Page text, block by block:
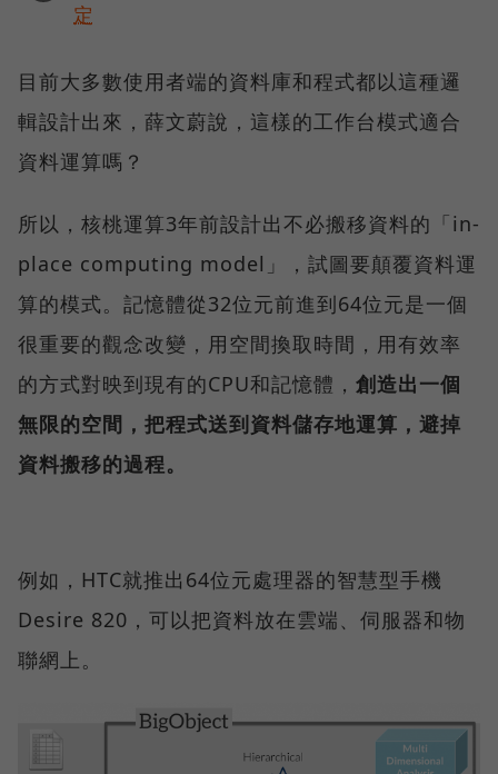
定
目前大多數使用者端的資料庫和程式都以這種邏
輯設計出來，薛文蔚說，這樣的工作台模式適合
資料運算嗎？
所以，核桃運算3年前設計出不必搬移資料的「in-
place computing model」，試圖要顛覆資料運
算的模式。記憶體從32位元前進到64位元是一個
很重要的觀念改變，用空間換取時間，用有效率
的方式對映到現有的CPU和記憶體， 創造出一個
無限的空間，把程式送到資料儲存地運算，避掉
資料搬移的過程。
例如，HTC就推出64位元處理器的智慧型手機
Desire 820，可以把資料放在雲端、伺服器和物
聯網上。